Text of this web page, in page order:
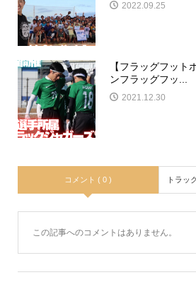
2022.09.25
【フラッグフット
ンフラッグフッ...
2021.12.30
コメント ( 0 ) トラッ
この記事へのコメントはありません。